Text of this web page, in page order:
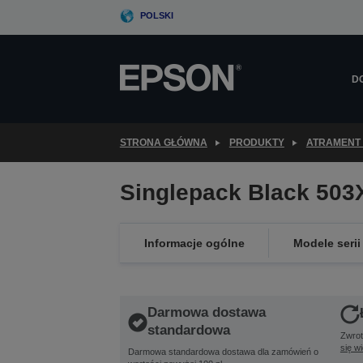
POLSKI
STRONA GŁÓWNA PRODUKTY ATRAMENT
Singlepack Black
Informacje ogólne Modele serii
Darmowa dostawa
standardowa
Darmowa standardowa dostawa dla zamówień o
się